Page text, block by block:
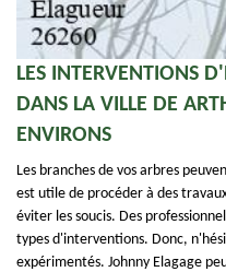
LES INTERVENTIONS
DANS LA VILLE DE
ENVIRONS
Les branches de vos arbres
est utile de procéder à des
éviter les soucis. Des
types d'interventions. Donc,
expérimentés. Johnny Elagage